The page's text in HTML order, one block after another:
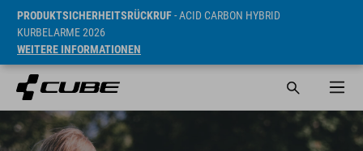
PRODUKTSICHERHEITSRÜCKRUF- ACID CARBON HYBRID
KURBELARME 2026
WEITERE INFORMATIONEN